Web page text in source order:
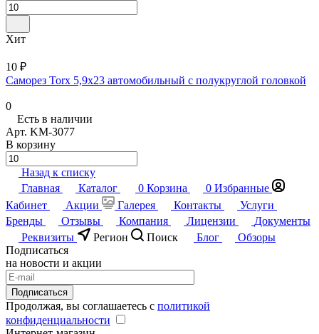
Хит
10 ₽
Саморез Torx 5,9x23 автомобильный с полукруглой головкой
0
Есть в наличии
Арт. KM-3077
В корзину
Назад к списку
Главная
Каталог 0 Корзина 0 Избранные
Кабинет
Акции Галерея Контакты
Услуги
Бренды
Отзывы Компания Лицензии
Документы
Реквизиты
Регион Поиск Блог
Обзоры
Подписаться
на новости и акции
Подписаться
Продолжая, вы соглашаетесь с политикой
конфиденциальности